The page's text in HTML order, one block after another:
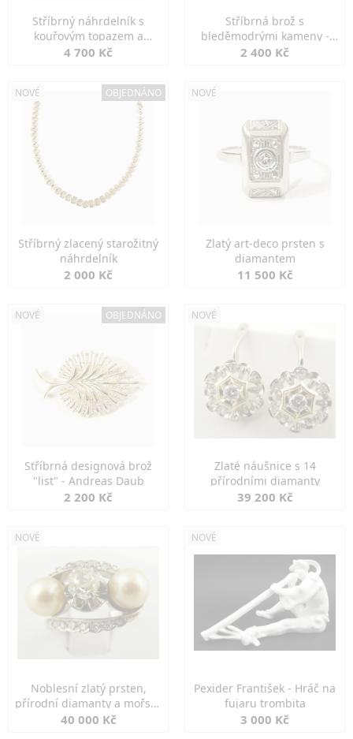
Stříbrný náhrdelník s
kouřovým topazem a
markazity
4 700 Kč
Stříbrná brož s
bleděmodrými kameny -
jemná elegance
2 400 Kč
NOVÉ OBJEDNÁNO
Stříbrný zlacený starožitný
náhrdelník
2 000 Kč
NOVÉ
Zlatý art-deco prsten s
diamantem
11 500 Kč
NOVÉ OBJEDNÁNO
Stříbrná designová brož
"list" - Andreas Daub
2 200 Kč
NOVÉ
Zlaté náušnice s 14
přírodními diamanty
39 200 Kč
NOVÉ
Noblesní zlatý prsten,
přírodní diamanty a mořské
perly
40 000 Kč
NOVÉ
Pexider František - Hráč na
fujaru trombita
3 000 Kč